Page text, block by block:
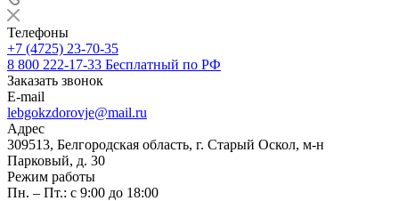
Телефоны
+7 (4725) 23-70-35
8 800 222-17-33 Бесплатный по РФ
Заказать звонок
E-mail
lebgokzdorovje@mail.ru
Адрес
309513, Белгородская область, г. Старый Оскол, м-н
Парковый, д. 30
Режим работы
Пн. – Пт.: с 9:00 до 18:00